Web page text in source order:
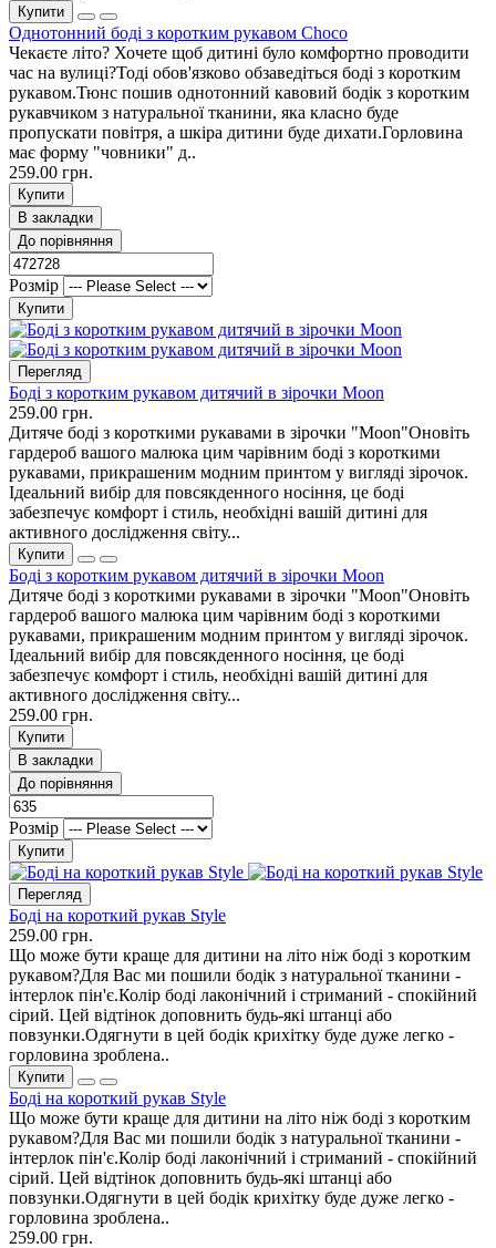
Купити
Однотонний боді з коротким рукавом Choco
Чекаєте літо? Хочете щоб дитині було комфортно проводити
час на вулиці?Тоді обов'язково обзаведіться боді з коротким
рукавом.Тюнс пошив однотонний кавовий бодік з коротким
рукавчиком з натуральної тканини, яка класно буде
пропускати повітря, а шкіра дитини буде дихати.Горловина
має форму "човники" д..
259.00 грн.
Купити
В закладки
До порівняння
Розмір
Купити
Перегляд
Боді з коротким рукавом дитячий в зірочки Moon
259.00 грн.
Дитяче боді з короткими рукавами в зірочки "Moon"Оновіть
гардероб вашого малюка цим чарівним боді з короткими
рукавами, прикрашеним модним принтом у вигляді зірочок.
Ідеальний вибір для повсякденного носіння, це боді
забезпечує комфорт і стиль, необхідні вашій дитині для
активного дослідження світу...
Купити
Боді з коротким рукавом дитячий в зірочки Moon
Дитяче боді з короткими рукавами в зірочки "Moon"Оновіть
гардероб вашого малюка цим чарівним боді з короткими
рукавами, прикрашеним модним принтом у вигляді зірочок.
Ідеальний вибір для повсякденного носіння, це боді
забезпечує комфорт і стиль, необхідні вашій дитині для
активного дослідження світу...
259.00 грн.
Купити
В закладки
До порівняння
Розмір
Купити
Перегляд
Боді на короткий рукав Style
259.00 грн.
Що може бути краще для дитини на літо ніж боді з коротким
рукавом?Для Вас ми пошили бодік з натуральної тканини -
інтерлок пін'є.Колір боді лаконічний і стриманий - спокійний
сірий. Цей відтінок доповнить будь-які штанці або
повзунки.Одягнути в цей бодік крихітку буде дуже легко -
горловина зроблена..
Купити
Боді на короткий рукав Style
Що може бути краще для дитини на літо ніж боді з коротким
рукавом?Для Вас ми пошили бодік з натуральної тканини -
інтерлок пін'є.Колір боді лаконічний і стриманий - спокійний
сірий. Цей відтінок доповнить будь-які штанці або
повзунки.Одягнути в цей бодік крихітку буде дуже легко -
горловина зроблена..
259.00 грн.